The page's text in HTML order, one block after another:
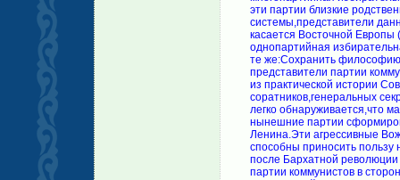
эти партии близкие
системы,представители
касается Восточной Европы
однопартийная
те же:Сохранить
представители партии
из практической истории
соратников,генеральных
легко обнаруживается,что
нынешние партии
Ленина.Эти агрессивные
способны приносить
после Бархатной революции
партии коммунистов в